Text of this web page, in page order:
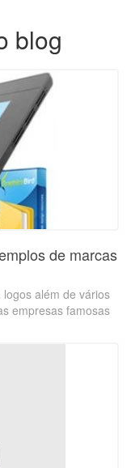
blog
de marcas
além de vários
empresas famosas